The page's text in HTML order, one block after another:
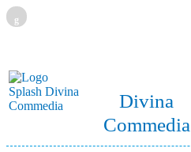
g
Divina
Commedia